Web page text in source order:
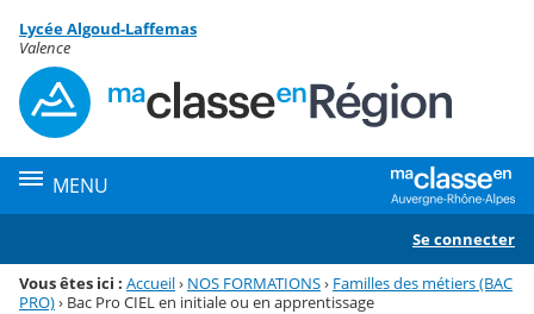
Menu de la rubrique
Contenu
Lycée Algoud-Laffemas
Valence
MENU
Se connecter
Vous êtes ici : Accueil› NOS FORMATIONS› Familles des métiers (BAC
PRO)› Bac Pro CIEL en initiale ou en apprentissage